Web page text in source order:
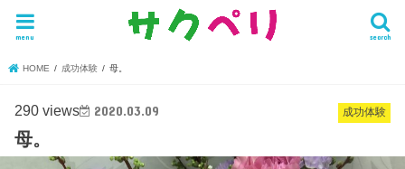
search
menu
HOME 成功体験 母。
成功体験
290 views 2020.03.09
母。